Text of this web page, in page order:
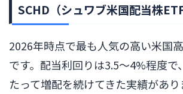
SCHD（シュワブ米国配当株ETF
2026年時点で最も人気の高い米国
です。配当利回りは3.5〜4%程度で
たって増配を続けてきた実績があ